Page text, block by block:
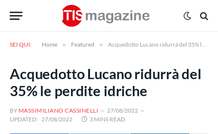
SEI QUI: Home » Featured » Acquedotto Lucano ridurrà del 35% le perdite idriche
Acquedotto Lucano ridurrà del
35% le perdite idriche
BY MASSIMILIANO CASSINELLI
27/08/2022
UPDATED: 27/08/2022 3 MINS READ